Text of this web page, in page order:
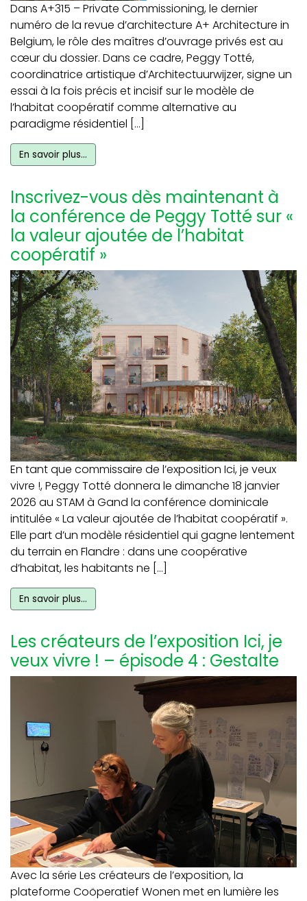
Dans A+315 – Private Commissioning, le dernier
numéro de la revue d’architecture A+ Architecture in
Belgium, le rôle des maîtres d’ouvrage privés est au
cœur du dossier. Dans ce cadre, Peggy Totté,
coordinatrice artistique d’Architectuurwijzer, signe un
essai à la fois précis et incisif sur le modèle de
l’habitat coopératif comme alternative au
paradigme résidentiel […]
En savoir plus…
Inscrivez-vous dès maintenant à
la conférence de Peggy Totté sur «
la valeur ajoutée de l’habitat
coopératif »
En tant que commissaire de l’exposition Ici, je veux
vivre !, Peggy Totté donnera le dimanche 18 janvier
2026 au STAM à Gand la conférence dominicale
intitulée « La valeur ajoutée de l’habitat coopératif ».
Elle part d’un modèle résidentiel qui gagne lentement
du terrain en Flandre : dans une coopérative
d’habitat, les habitants ne […]
En savoir plus…
Les créateurs de l’exposition Ici, je
veux vivre ! – épisode 4 : Gestalte
Avec la série Les créateurs de l’exposition, la
plateforme Coöperatief Wonen met en lumière les